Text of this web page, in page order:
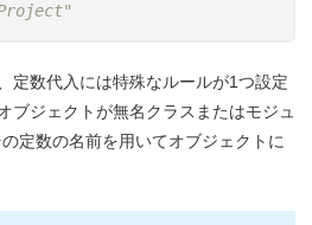
定数代入には特殊なルールが1つ設定
ブジェクトが無名クラスまたはモジュ
定数の名前を用いてオブジェクトに